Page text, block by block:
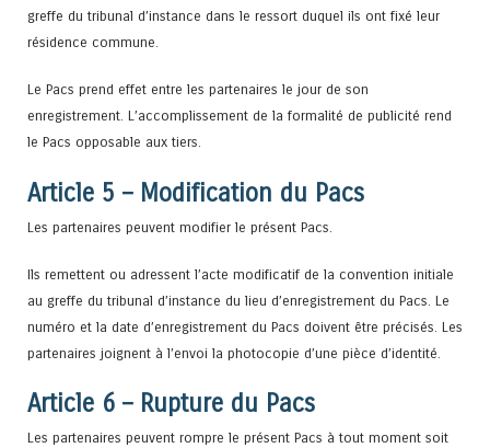
greffe du tribunal d’instance dans le ressort duquel ils ont fixé leur
résidence commune.
Le Pacs prend effet entre les partenaires le jour de son
enregistrement. L’accomplissement de la formalité de publicité rend
le Pacs opposable aux tiers.
Article 5 – Modification du Pacs
Les partenaires peuvent modifier le présent Pacs.
Ils remettent ou adressent l’acte modificatif de la convention initiale
au greffe du tribunal d’instance du lieu d’enregistrement du Pacs. Le
numéro et la date d’enregistrement du Pacs doivent être précisés. Les
partenaires joignent à l’envoi la photocopie d’une pièce d’identité.
Article 6 – Rupture du Pacs
Les partenaires peuvent rompre le présent Pacs à tout moment soit